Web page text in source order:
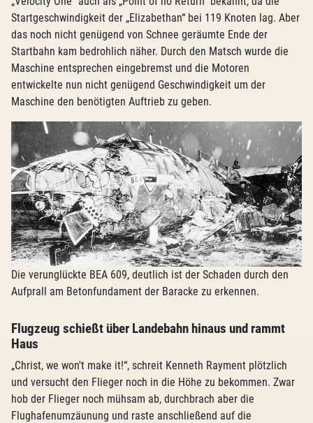
Startgeschwindigkeit der „Elizabethan“ bei 119 Knoten lag. Aber
das noch nicht genügend von Schnee geräumte Ende der
Startbahn kam bedrohlich näher. Durch den Matsch wurde die
Maschine entsprechen eingebremst und die Motoren
entwickelte nun nicht genügend Geschwindigkeit um der
Maschine den benötigten Auftrieb zu geben.
Die verunglückte BEA 609, deutlich ist der Schaden durch den
Aufprall am Betonfundament der Baracke zu erkennen.
Flugzeug schießt über Landebahn hinaus und rammt
Haus
„Christ, we won't make it!“, schreit Kenneth Rayment plötzlich
und versucht den Flieger noch in die Höhe zu bekommen. Zwar
hob der Flieger noch mühsam ab, durchbrach aber die
Flughafenumzäunung und raste anschließend auf die